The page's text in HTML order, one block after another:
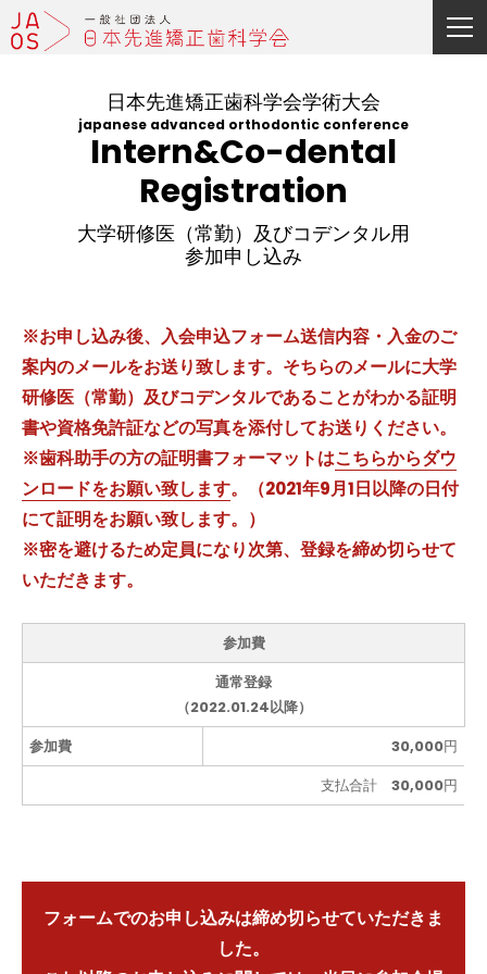
日本先進矯正歯科学会学術大会
japanese advanced orthodontic conference
Intern&Co-dental
Registration
大学研修医（常勤）及びコデンタル用
参加申し込み
※お申し込み後、入会申込フォーム送信内容・入金のご
案内のメールをお送り致します。 そちらのメールに大学
研修医（常勤）及びコデンタルであることがわかる証明
書や資格免許証などの写真を添付してお送りください。
※歯科助手の方の証明書フォーマットはこちらからダウ
ンロードをお願い致します。（2021年9月1日以降の日付
にて証明をお願い致します。）
※密を避けるため定員になり次第、登録を締め切らせて
いただきます。
参加費
通常登録
（2022.01.24以降）
参加費
30,000円
支払合計 30,000円
フォームでのお申し込みは締め切らせていただきま
した。